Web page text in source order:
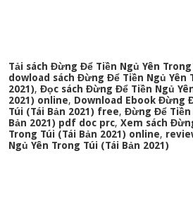
Tải sách Đừng Để Tiền Ngủ Yên Trong
dowload sách Đừng Để Tiền Ngủ Yên
2021),Đọc sách Đừng Để Tiền Ngủ
2021) online, Download Ebook Đừng
Túi (Tái Bản 2021) free,Đừng Để Tiền
Bản 2021) pdf doc prc,Xem sách
Trong Túi (Tái Bản 2021) online,
Ngủ Yên Trong Túi (Tái Bản 2021)